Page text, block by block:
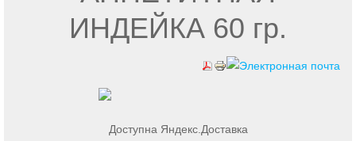
ИНДЕЙКА 60 гр.
Доступна Яндекс.Доставка